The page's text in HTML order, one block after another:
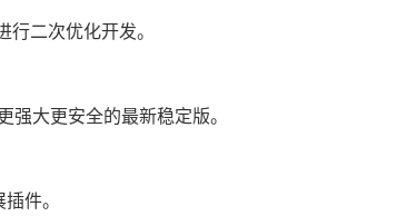
二次优化开发。
大更安全的最新稳定版。
件。